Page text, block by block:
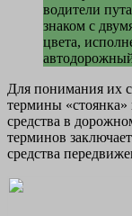
водители
знаком с
цвета,
Для понимания их
термины «стоянка»
средства в
терминов
средства